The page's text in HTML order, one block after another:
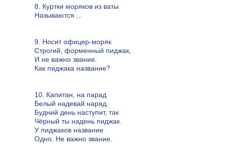
8. Куртки моряков из ваты
Называются ...
9. Носит офицер-моряк
Строгий, форменный пиджак,
И не важно звание.
Как пиджака название?
10. Капитан, на парад
Белый надевай наряд.
Будний день наступит, так
Чёрный ты надень пиджак.
У пиджаков название
Одно. Не важно звание.